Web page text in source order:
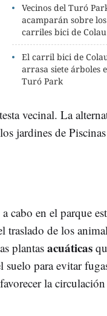
Vecinos del Turó
acamparán sobre los
carriles bici de Colau
El carril bici de
arrasa siete árboles
Turó Park
vecinal. La
jardines de
cabo en el parque
traslado de los
plantas acuáticas
para evitar
la